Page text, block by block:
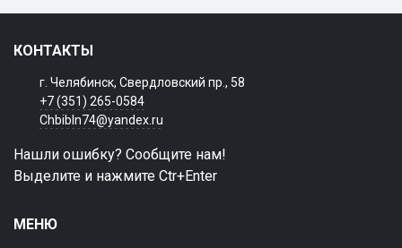
КОНТАКТЫ
г. Челябинск, Свердловский пр., 58
+7 (351) 265-0584
Chbibln74@yandex.ru
Нашли ошибку? Сообщите нам!
Выделите и нажмите Ctr+Enter
МЕНЮ